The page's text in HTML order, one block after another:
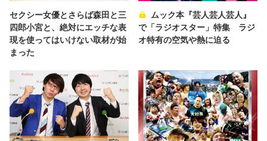
セクシー女優とさらば森田と三
四郎小宮と、絶対にエッチな表
現を使ってはいけない取材が始
まった
ムック本『芸人芸人芸人』
で「ラジオスター」特集 ラジ
オ特有の空気や熱に迫る